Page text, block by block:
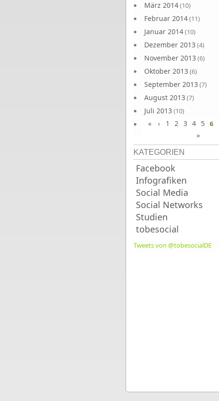
März 2014(10)
Februar 2014(11)
Januar 2014(10)
Dezember 2013 (4)
November 2013 (6)
Oktober 2013 (6)
September 2013 (7)
August 2013 (7)
Juli 2013 (10)
Juni 2013(10)
« ‹ 1 2 3 4 5 6
»
KATEGORIEN
Facebook
Infografiken
Social Media
Social Networks
Studien
tobesocial
Tweets von @tobesocialDE